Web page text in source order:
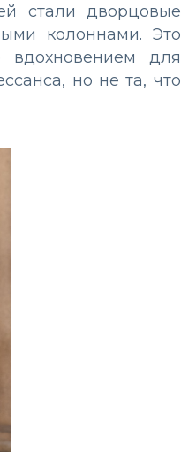
стали дворцовые
колоннами. Это
для
но не та, что